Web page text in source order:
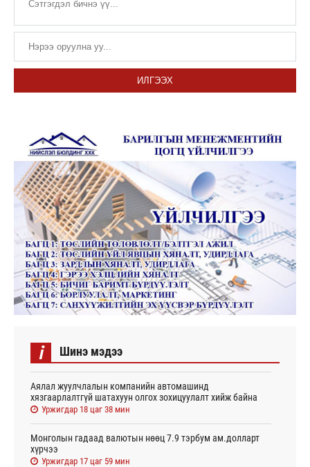
ИЛГЭЭХ
i Шинэ мэдээ
Аялал жуулчлалын компанийн автомашинд
хязгаарлалтгүй шатахуун олгох зохицуулалт хийж байна
Уржигдар 18 цаг 38 мин
Монголын гадаад валютын нөөц 7.9 тэрбум ам.долларт
хүрчээ
Уржигдар 17 цаг 59 мин